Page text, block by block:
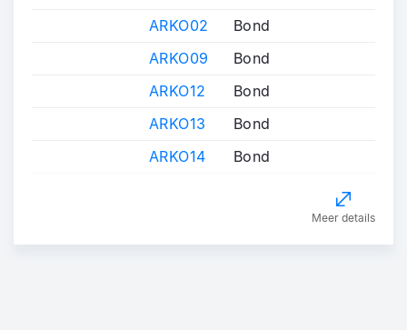
ARKO02
Bond
ARKO09
Bond
ARKO12
Bond
ARKO13
Bond
ARKO14
Bond
Meer details